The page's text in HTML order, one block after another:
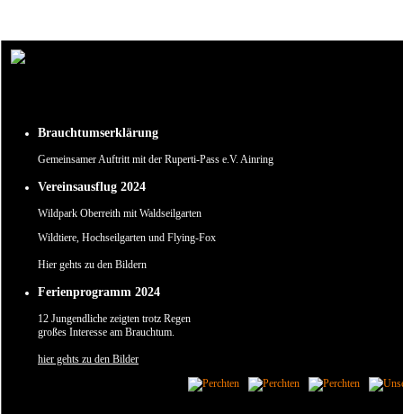
Brauchtumserklärung
Gemeinsamer Auftritt mit der Ruperti-Pass e.V. Ainring
Vereinsausflug 2024
Wildpark Oberreith mit Waldseilgarten
Wildtiere, Hochseilgarten und Flying-Fox
Hier gehts zu den Bildern
Ferienprogramm 2024
12 Jungendliche zeigten trotz Regen
großes Interesse am Brauchtum.
hier gehts zu den Bilder